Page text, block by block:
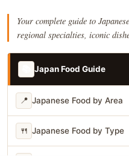
Your complete guide to
regional specialties, iconic
Japan Food Guide
📍 Japanese Food by Area
🍴 Japanese Food by Type